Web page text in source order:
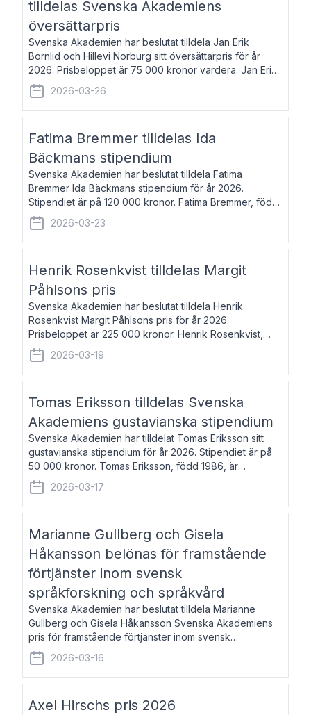
tilldelas Svenska Akademiens
översättarpris
Svenska Akademien har beslutat tilldela Jan Erik
Bornlid och Hillevi Norburg sitt översättarpris för år
2026. Prisbeloppet är 75 000 kronor vardera. Jan Erik
Bornlid, född 1947, är översättare från tyska. Han är
främst känd för sina översät
2026-03-26
Fatima Bremmer tilldelas Ida
Bäckmans stipendium
Svenska Akademien har beslutat tilldela Fatima
Bremmer Ida Bäckmans stipendium för år 2026.
Stipendiet är på 120 000 kronor. Fatima Bremmer, född
1977, är journalist och författare. Hon utkom i fjol med
boken Ligan. Klarakvarterens blodsyst
2026-03-23
Henrik Rosenkvist tilldelas Margit
Påhlsons pris
Svenska Akademien har beslutat tilldela Henrik
Rosenkvist Margit Påhlsons pris för år 2026.
Prisbeloppet är 225 000 kronor. Henrik Rosenkvist,
född 1965, är professor i nordiska språk vid Göteborgs
universitet. Han disputerade 2004 på avhan
2026-03-19
Tomas Eriksson tilldelas Svenska
Akademiens gustavianska stipendium
Svenska Akademien har tilldelat Tomas Eriksson sitt
gustavianska stipendium för år 2026. Stipendiet är på
50 000 kronor. Tomas Eriksson, född 1986, är
projektledare inom marknadsföring och författare och
utkom i fjol med boken Syndabocken.
2026-03-17
Marianne Gullberg och Gisela
Håkansson belönas för framstående
förtjänster inom svensk
språkforskning och språkvård
Svenska Akademien har beslutat tilldela Marianne
Gullberg och Gisela Håkansson Svenska Akademiens
pris för framstående förtjänster inom svensk
språkforskning och språkvård till minne av Carl Gabriel
och Karin Forsberg för år 2026. Prissumma
2026-03-16
Axel Hirschs pris 2026